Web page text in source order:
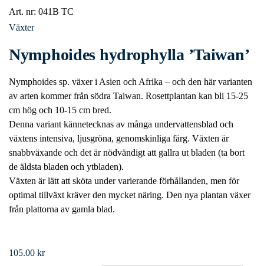
Art. nr: 041B TC
Växter
Nymphoides hydrophylla ’Taiwan’
Nymphoides sp. växer i Asien och Afrika – och den här varianten
av arten kommer från södra Taiwan. Rosettplantan kan bli 15-25
cm hög och 10-15 cm bred.
Denna variant kännetecknas av många undervattensblad och
växtens intensiva, ljusgröna, genomskinliga färg. Växten är
snabbväxande och det är nödvändigt att gallra ut bladen (ta bort
de äldsta bladen och ytbladen).
Växten är lätt att sköta under varierande förhållanden, men för
optimal tillväxt kräver den mycket näring. Den nya plantan växer
från plattorna av gamla blad.
105.00 kr